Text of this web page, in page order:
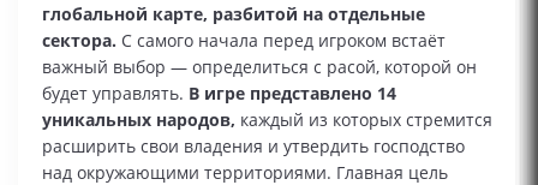
глобальной карте, разбитой на отдельные
сектора. С самого начала перед игроком встаёт
важный выбор — определиться с расой, которой он
будет управлять. В игре представлено 14
уникальных народов, каждый из которых стремится
расширить свои владения и утвердить господство
над окружающими территориями. Главная цель